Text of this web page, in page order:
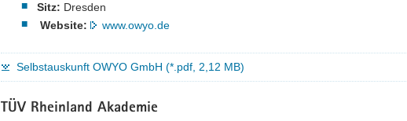
Sitz: Dresden
Website:
www.owyo.de
Selbstauskunft OWYO GmbH (*.pdf, 2,12 MB)
TÜV Rheinland Akademie